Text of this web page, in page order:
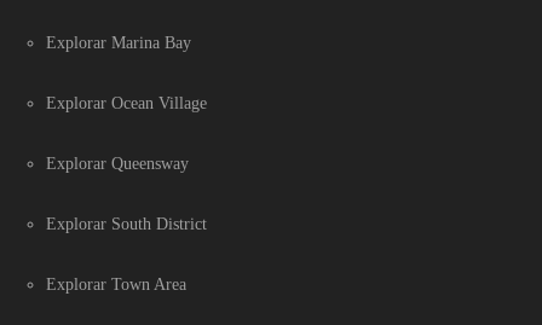
Explorar Marina Bay
Explorar Ocean Village
Explorar Queensway
Explorar South District
Explorar Town Area